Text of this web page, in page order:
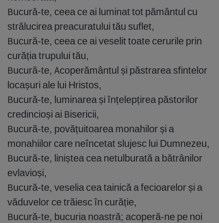
Bucură-te, ceea ce ai luminat tot pământul cu
strălucirea preacuratului tău suflet,
Bucură-te, ceea ce ai veselit toate cerurile prin
curăția trupului tău,
Bucură-te, Acoperământul și păstrarea sfintelor
locașuri ale lui Hristos,
Bucură-te, luminarea și înțelepțirea păstorilor
credincioși ai Bisericii,
Bucură-te, povățuitoarea monahilor și a
monahiilor care neîncetat slujesc lui Dumnezeu,
Bucură-te, liniștea cea netulburată a bătrânilor
evlavioși,
Bucură-te, veselia cea tainică a fecioarelor și a
văduvelor ce trăiesc în curăție,
Bucură-te, bucuria noastră; acoperă-ne pe noi